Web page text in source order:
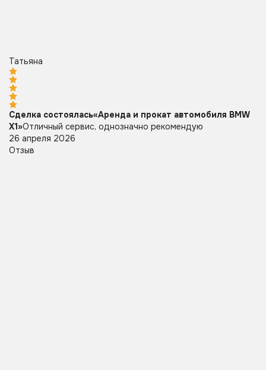
Татьяна
Сделка состоялась«Аренда и прокат автомобиля BMW
X1»Отличный сервис, однозначно рекомендую
26 апреля 2026
Отзыв